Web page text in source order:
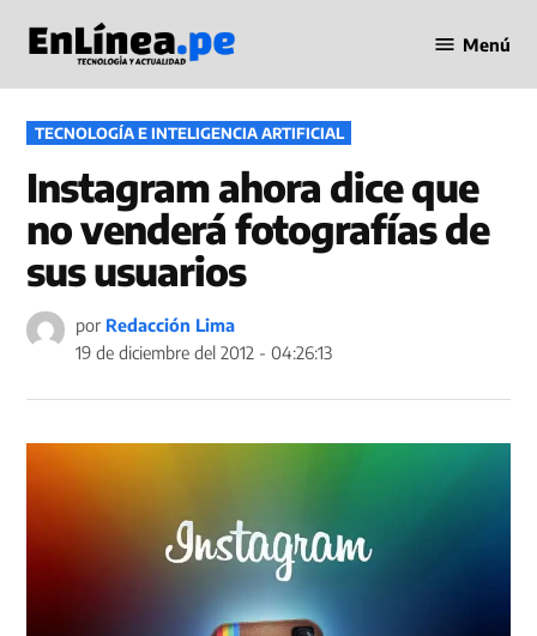
contenido
en Línea
Menú
PUBLICADO
EN
TECNOLOGÍA E INTELIGENCIA ARTIFICIAL
Instagram ahora dice que
no venderá fotografías de
sus usuarios
por Redacción Lima
19 de diciembre del 2012 - 04:26:13